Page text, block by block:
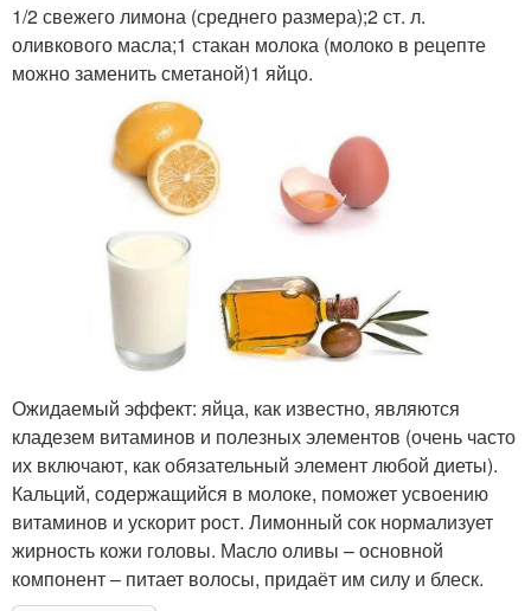
1/2 свежего лимона (среднего размера);2 ст. л.
оливкового масла;1 стакан молока (молоко в рецепте
можно заменить сметаной)1 яйцо.
Ожидаемый эффект: яйца, как известно, являются
кладезем витаминов и полезных элементов (очень часто
их включают, как обязательный элемент любой диеты).
Кальций, содержащийся в молоке, поможет усвоению
витаминов и ускорит рост. Лимонный сок нормализует
жирность кожи головы. Масло оливы – основной
компонент – питает волосы, придаёт им силу и блеск.